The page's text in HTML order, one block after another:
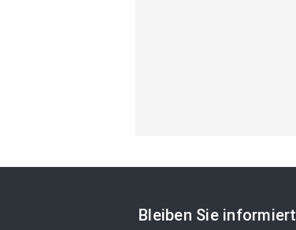
Bleiben Sie informiert